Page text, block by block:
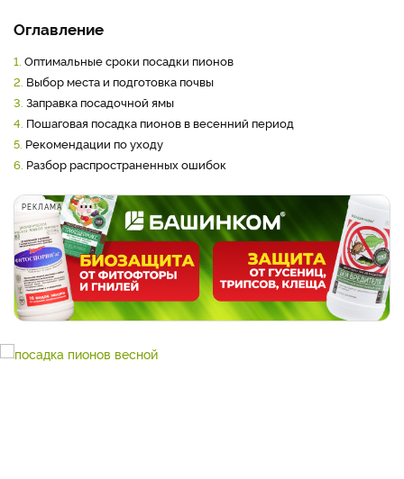
Оглавление
1. Оптимальные сроки посадки пионов
2. Выбор места и подготовка почвы
3. Заправка посадочной ямы
4. Пошаговая посадка пионов в весенний период
5. Рекомендации по уходу
6. Разбор распространенных ошибок
РЕКЛАМА